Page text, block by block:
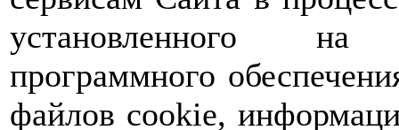
установленного на
программного
файлов cookie,